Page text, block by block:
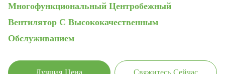
Многофункциональный Центробежный
Вентилятор С Высококачественным
Обслуживанием